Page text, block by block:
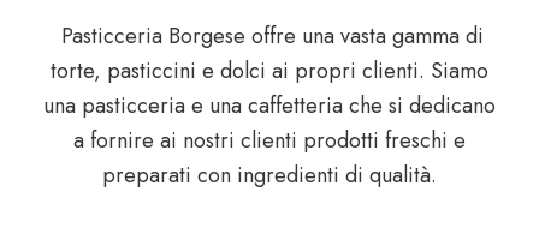
Pasticceria Borgese offre una vasta gamma di
torte, pasticcini e dolci ai propri clienti. Siamo
una pasticceria e una caffetteria che si dedicano
a fornire ai nostri clienti prodotti freschi e
preparati con ingredienti di qualità.